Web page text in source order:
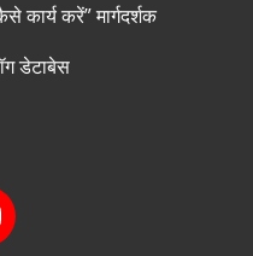
कार्य करें” मार्गदर्शक
डेटाबेस